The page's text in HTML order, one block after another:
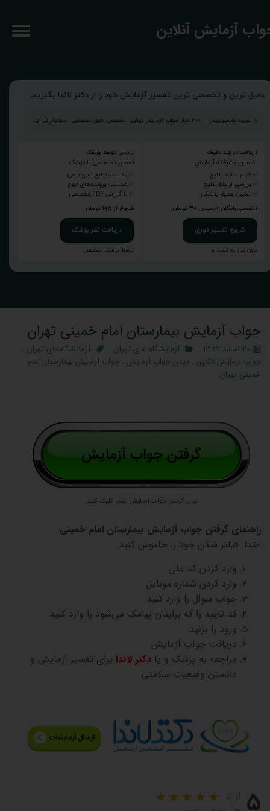
آزمایش آنلاین
دقیق ترین و تخصصی ترین تفسیر آزمایش خود را از دکتر لاندا بگیرید.
با تجربه تفسیر بیش از ۲۰۰ هزار جواب آزمایش روتین، تخصص، فوق تخصصی، سونوگرافی و...
دریافت در چند دقیقه
تفسیر پیشرفته آزمایش
✅ فهم ساده نتایج
✅ بررسی ارتباط نتایج
✅ تحلیل عمیق پزشکی
۱ تفسیر رایگان • سپس ۳۰ تومان
شروع تفسیر فوری
بدون نیاز به ثبت‌نام
بررسی توسط پزشک
تفسیر تخصصی با پزشک
✅ مناسب نتایج غیرطبیعی
✅ مناسب پرونده‌های مهم
✅ با گزارش PDF تخصصی
شروع از ۱۹۵ تومان
دریافت نظر پزشک
توسط پزشک متخصص
جواب آزمایش بیمارستان امام خمینی تهران
۲۰ اسفند ۱۳۹۹ آزمایشگاه‌ های تهران آزمایشگاه‌های تهران ،
جواب آزمایش آنلاین ، دیدن جواب آزمایش ، جواب آزمایش بیمارستان امام
خمینی تهران
برای گرفتن جواب آزمایش اینجا کلیک کنید.
راهنمای گرفتن جواب آزمایش بیمارستان امام خمینی
ابتدا فیلتر شکن خود را خاموش کنید.
وارد کردن کد ملی
وارد کردن شماره موبایل
جواب سوال را وارد کنید.
کد تایید را که برایتان پیامک می‌شود را وارد کنید.
ورود را بزنید.
دریافت جواب آزمایش
مراجعه به پزشک و یا دکتر لاندا برای تفسیر آزمایش و
دانستن وضعیت سلامتی
۵